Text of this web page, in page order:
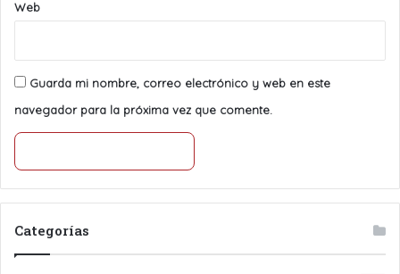
Web
Guarda mi nombre, correo electrónico y web en este
navegador para la próxima vez que comente.
Categorías